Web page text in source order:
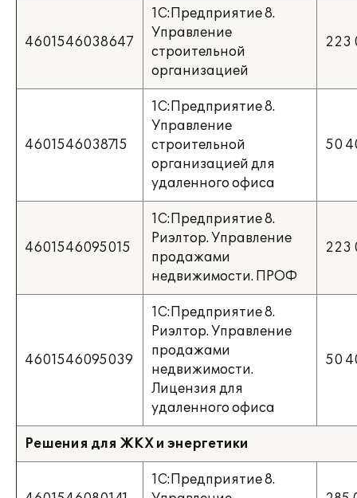
4601546038647
1С:Предприятие 8.
Управление
строительной
организацией
223
4601546038715
1С:Предприятие 8.
Управление
строительной
организацией для
удаленного офиса
50
4601546095015
1С:Предприятие 8.
Риэлтор. Управление
продажами
недвижимости. ПРОФ
223
4601546095039
1С:Предприятие 8.
Риэлтор. Управление
продажами
недвижимости.
Лицензия для
удаленного офиса
50
Решения для ЖКХ и энергетики
1С:Предприятие 8.